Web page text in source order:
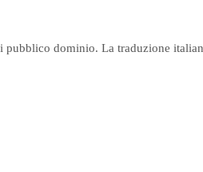
pubblico dominio. La traduzione